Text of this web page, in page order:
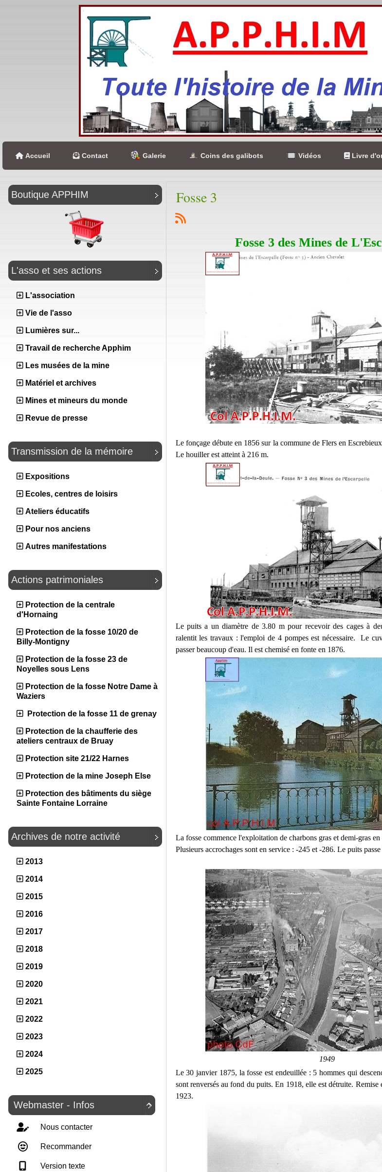
Accueil Contact Galerie Coins des galibots Vidéos Livre
Boutique APPHIM
L'asso et ses actions
L'association
Vie de l'asso
Lumières sur...
Travail de recherche Apphim
Les musées de la mine
Matériel et archives
Mines et mineurs du monde
Revue de presse
Transmission de la mémoire
Expositions
Ecoles, centres de loisirs
Ateliers éducatifs
Pour nos anciens
Autres manifestations
Actions patrimoniales
Protection de la centrale
d'Hornaing
Protection de la fosse 10/20 de
Billy-Montigny
Protection de la fosse 23 de
Noyelles sous Lens
Protection de la fosse Notre Dame à
Waziers
Protection de la fosse 11 de grenay
Protection de la chaufferie des
ateliers centraux de Bruay
Protection site 21/22 Harnes
Protection de la mine Joseph Else
Protection des bâtiments du siège
Sainte Fontaine Lorraine
Archives de notre activité
2013
2014
2015
2016
2017
2018
2019
2020
2021
2022
2023
2024
2025

Webmaster - Infos
Nous contacter
Recommander
Version texte
Fosse 3
Fosse 3 des Mines de
Le fonçage débute en 1856 sur la commune de Flers en
Le houiller est atteint à 216 m.
Le puits a un diamètre de 3.80 m pour recevoir des cages à
ralentit les travaux : l'emploi de 4 pompes est nécessaire. Le
passer beaucoup d'eau. Il est chemisé en fonte en 1876.
La fosse commence l'exploitation de charbons gras et demi-gras
Plusieurs accrochages sont en service : -245 et -286. Le puits
1949
Le 30 janvier 1875, la fosse est endeuillée : 5 hommes qui
sont renversés au fond du puits. En 1918, elle est détruite. Remise
1923.